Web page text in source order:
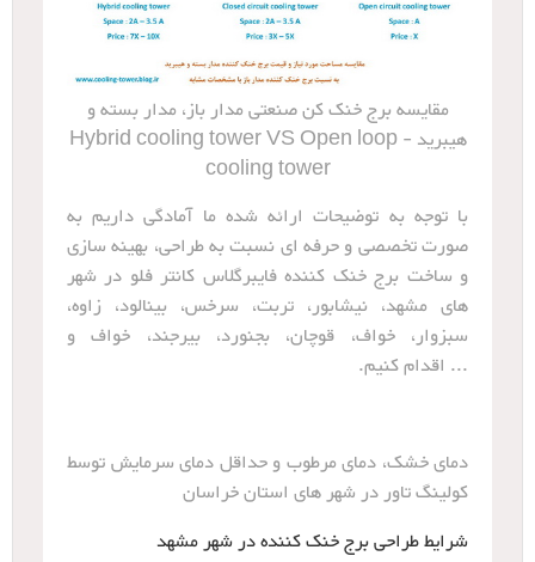
مقایسه برج خنک کن صنعتی مدار باز، مدار بسته و
هیبرید - Hybrid cooling tower VS Open loop
cooling tower
با توجه به توضیحات ارائه شده ما آمادگی داریم به
صورت تخصصی و حرفه ای نسبت به طراحی، بهینه سازی
و ساخت برج خنک کننده فایبرگلاس کانتر فلو در شهر
های مشهد، نیشابور، تربت، سرخس، بینالود، زاوه،
سبزوار، خواف، قوچان، بجنورد، بیرجند، خواف و
... اقدام کنیم.
دمای خشک، دمای مرطوب و حداقل دمای سرمایش توسط
کولینگ تاور در شهر های استان خراسان
شرایط طراحی برج خنک کننده در شهر مشهد